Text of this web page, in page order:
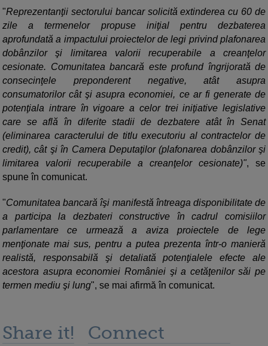
"Reprezentanţii sectorului bancar solicită extinderea cu 60 de
zile a termenelor propuse iniţial pentru dezbaterea
aprofundată a impactului proiectelor de legi privind plafonarea
dobânzilor şi limitarea valorii recuperabile a creanţelor
cesionate. Comunitatea bancară este profund îngrijorată de
consecinţele preponderent negative, atât asupra
consumatorilor cât şi asupra economiei, ce ar fi generate de
potenţiala intrare în vigoare a celor trei iniţiative legislative
care se află în diferite stadii de dezbatere atât în Senat
(eliminarea caracterului de titlu executoriu al contractelor de
credit), cât şi în Camera Deputaţilor (plafonarea dobânzilor şi
limitarea valorii recuperabile a creanţelor cesionate)", se
spune în comunicat.
"Comunitatea bancară îşi manifestă întreaga disponibilitate de
a participa la dezbateri constructive în cadrul comisiilor
parlamentare ce urmează a aviza proiectele de lege
menţionate mai sus, pentru a putea prezenta într-o manieră
realistă, responsabilă şi detaliată potenţialele efecte ale
acestora asupra economiei României şi a cetăţenilor săi pe
termen mediu şi lung", se mai afirmă în comunicat.
Share it! Connect